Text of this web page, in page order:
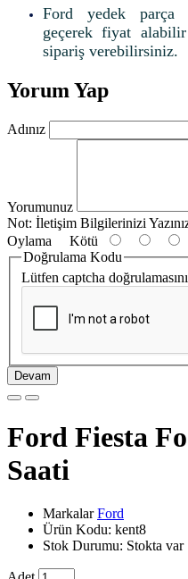
Ford yedek parça
geçerek fiyat
sipariş verebilirsiniz.
Yorum Yap
Adınız
Yorumunuz
Not: İletişim Bilgilerinizi
Oylama Kötü
Doğrulama Kodu
Lütfen captcha
Devam
Ford Fiesta
Saati
MarkalarFord
Ürün Kodu: kent8
Stok Durumu: Stokta var